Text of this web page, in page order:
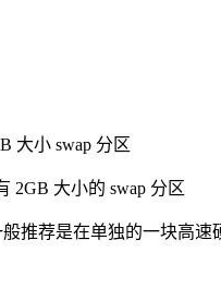
大小 swap 分区
2GB 大小的 swap 分区
推荐是在单独的一块高速